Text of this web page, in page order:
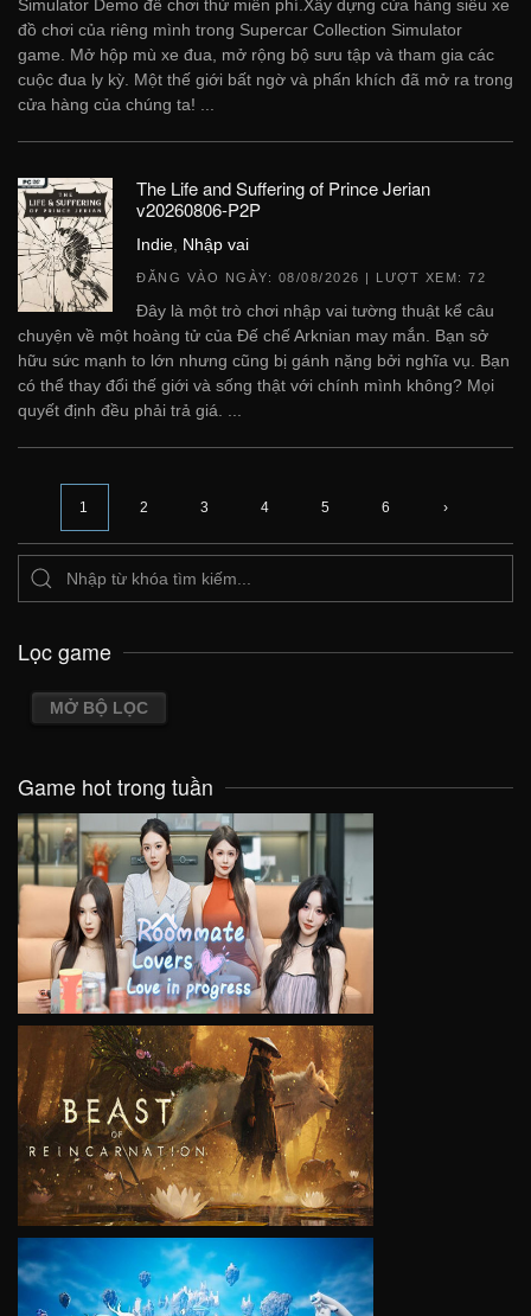
Simulator Demo để chơi thử miễn phí.Xây dựng cửa hàng siêu xe
đồ chơi của riêng mình trong Supercar Collection Simulator
game. Mở hộp mù xe đua, mở rộng bộ sưu tập và tham gia các
cuộc đua ly kỳ. Một thế giới bất ngờ và phấn khích đã mở ra trong
cửa hàng của chúng ta! ...
The Life and Suffering of Prince Jerian
v20260806-P2P
Indie Nhập vai
ĐĂNG VÀO NGÀY: 08/08/2026 | LƯỢT XEM: 72
Đây là một trò chơi nhập vai tường thuật kể câu
chuyện về một hoàng tử của Đế chế Arknian may mắn. Bạn sở
hữu sức mạnh to lớn nhưng cũng bị gánh nặng bởi nghĩa vụ. Bạn
có thể thay đổi thế giới và sống thật với chính mình không? Mọi
quyết định đều phải trả giá. ...
1 2 3 4 5 6 ›
Lọc game
MỞ BỘ LỌC
Game hot trong tuần
VIEW
VIEW